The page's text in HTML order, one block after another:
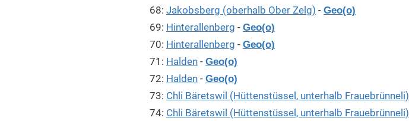
68: Jakobsberg (oberhalb Ober Zelg) - Geo(o)
69: Hinterallenberg - Geo(o)
70: Hinterallenberg - Geo(o)
71: Halden - Geo(o)
72: Halden - Geo(o)
73: Chli Bäretswil (Hüttenstüssel, unterhalb Frauebrünneli)
74: Chli Bäretswil (Hüttenstüssel, unterhalb Frauebrünneli)